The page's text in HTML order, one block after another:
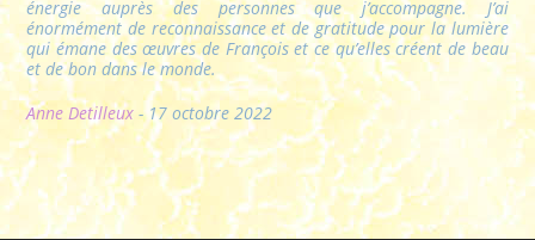
énergie auprès des personnes que j’accompagne. J’ai
énormément de reconnaissance et de gratitude pour la lumière
qui émane des œuvres de François et ce qu’elles créent de beau
et de bon dans le monde.
Anne Detilleux - 17 octobre 2022